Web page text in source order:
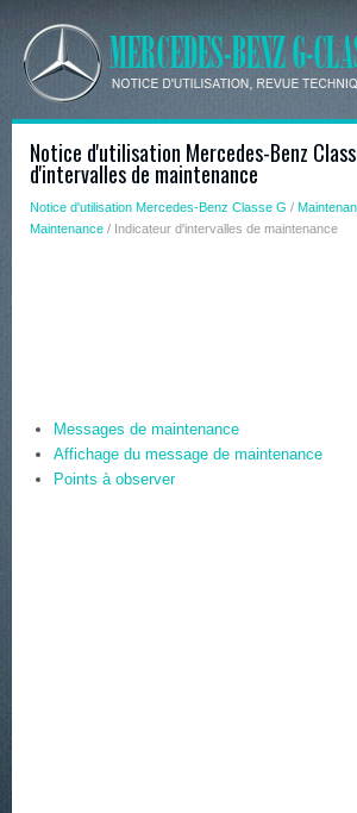
Notice d'utilisation Mercedes-Benz
d'intervalles de maintenance
Notice d'utilisation Mercedes-Benz Classe G /
Maintenance / Indicateur d'intervalles de maintenance
Messages de maintenance
Affichage du message de maintenance
Points à observer